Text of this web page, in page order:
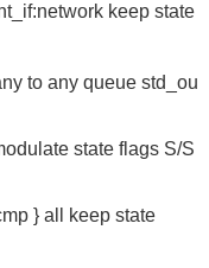
keep state
to any queue std_ou
state flags S/S
} all keep state